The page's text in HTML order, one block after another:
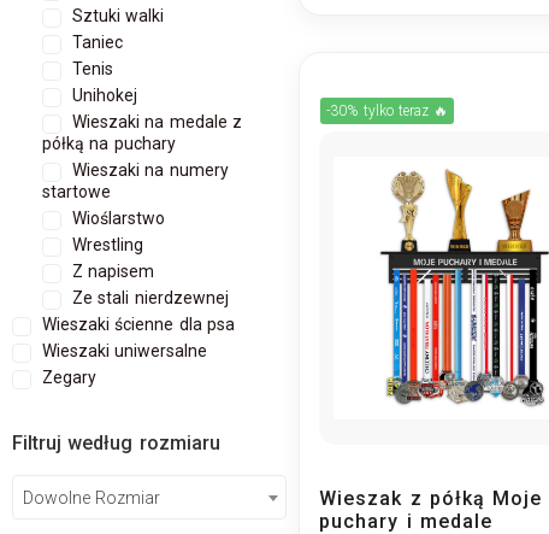
Sztuki walki
Taniec
Tenis
Unihokej
Wieszaki na medale z
półką na puchary
Wieszaki na numery
startowe
Wioślarstwo
Wrestling
Z napisem
Ze stali nierdzewnej
Wieszaki ścienne dla psa
Wieszaki uniwersalne
Zegary
Filtruj według rozmiaru
Dowolne Rozmiar
-30% tylko teraz 🔥
Wieszak z półką Moje
puchary i medale